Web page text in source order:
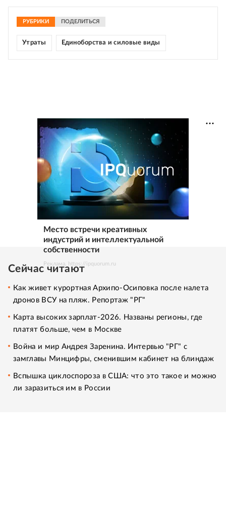
РУБРИКИ ПОДЕЛИТЬСЯ
Утраты Единоборства и силовые виды
Место встречи креативных
индустрий и интеллектуальной
собственности
Реклама. https://ipquorum.ru
Сейчас читают
Как живет курортная Архипо-Осиповка после налета
дронов ВСУ на пляж. Репортаж "РГ"
Карта высоких зарплат-2026. Названы регионы, где
платят больше, чем в Москве
Война и мир Андрея Заренина. Интервью "РГ" с
замглавы Минцифры, сменившим кабинет на блиндаж
Вспышка циклоспороза в США: что это такое и можно
ли заразиться им в России